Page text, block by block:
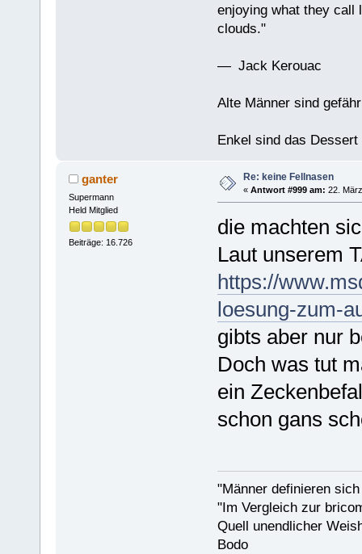
enjoying what they call
clouds."
— Jack Kerouac
Alte Männer sind
Enkel sind das Dessert
ganter
Supermann
Held Mitglied
Beiträge: 16.726
Re: keine Fellnasen
« Antwort #999 am: 22.
die machten
Laut unserem
https://
loesung-zum-
gibts aber nur
Doch was tut
ein
schon gans
"Männer definieren
"Im Vergleich zur
Quell unendlicher
Bodo